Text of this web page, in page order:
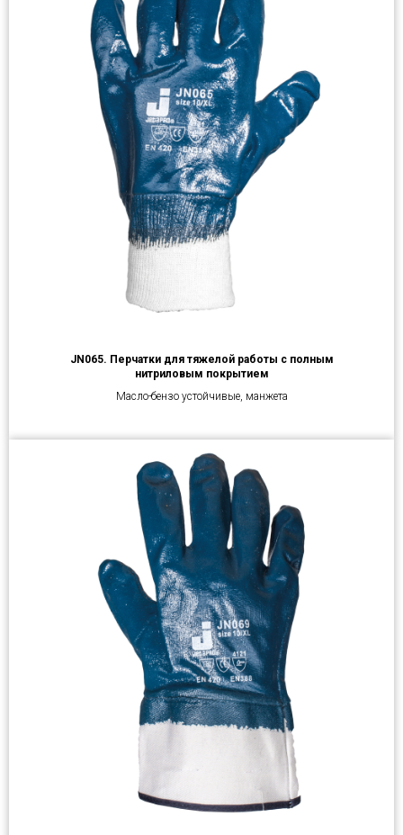
JN065. Перчатки для тяжелой работы с полным
нитриловым покрытием
Масло-бензо устойчивые, манжета